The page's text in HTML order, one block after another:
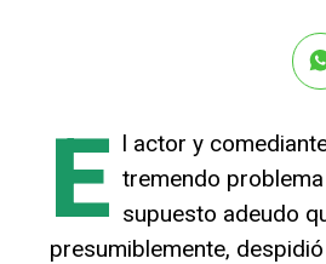
E l actor y
tremendo
supuesto adeudo
presumiblemente,